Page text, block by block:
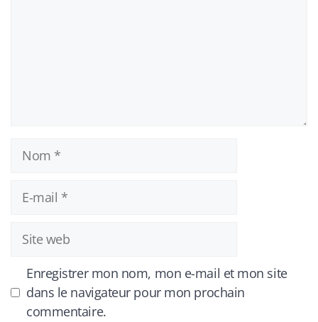
Nom
mail
Site
web
Enregistrer mon nom, mon e-mail et mon site
dans le navigateur pour mon prochain
commentaire.